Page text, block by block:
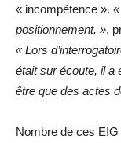
« incompétence ».
positionnement. »,
« Lors
était sur écoute, il a
être que des actes
Nombre de ces